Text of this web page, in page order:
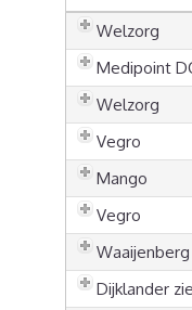
Welzorg
Medipoint
Welzorg
Vegro
Mango
Vegro
Dijklander